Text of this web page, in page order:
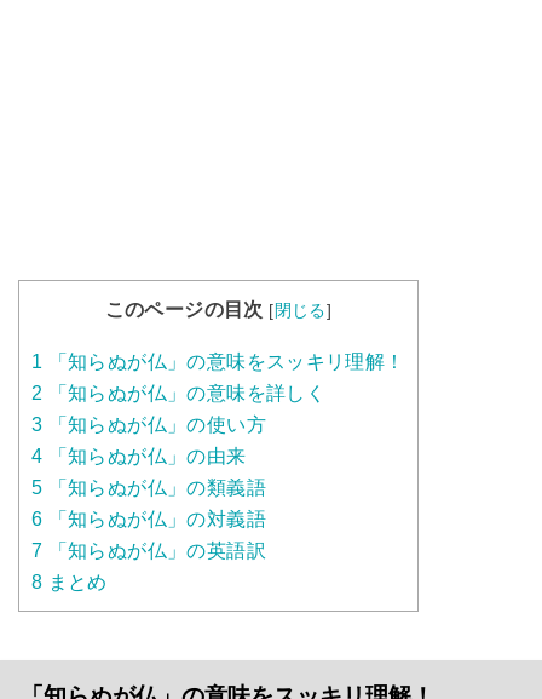
このページの目次 [閉じる]
1 「知らぬが仏」の意味をスッキリ理解！
2 「知らぬが仏」の意味を詳しく
3 「知らぬが仏」の使い方
4 「知らぬが仏」の由来
5 「知らぬが仏」の類義語
6 「知らぬが仏」の対義語
7 「知らぬが仏」の英語訳
8 まとめ